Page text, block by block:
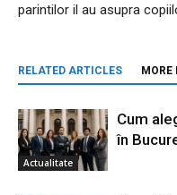
parintilor il au asupra
RELATED ARTICLES MORE
Actualitate
Cum
în